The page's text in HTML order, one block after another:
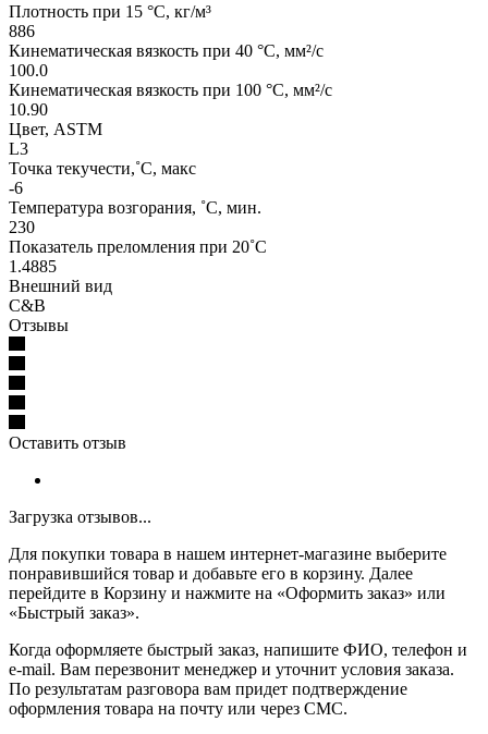
Плотность при 15 °C, кг/м³
886
Кинематическая вязкость при 40 °C, мм²/с
100.0
Кинематическая вязкость при 100 °C, мм²/с
10.90
Цвет, ASTM
L3
Точка текучести,˚C, макс
-6
Температура возгорания, ˚C, мин.
230
Показатель преломления при 20˚C
1.4885
Внешний вид
C&B
Отзывы
Оставить отзыв
Загрузка отзывов...
Для покупки товара в нашем интернет-магазине выберите
понравившийся товар и добавьте его в корзину. Далее
перейдите в Корзину и нажмите на «Оформить заказ» или
«Быстрый заказ».
Когда оформляете быстрый заказ, напишите ФИО, телефон и
e-mail. Вам перезвонит менеджер и уточнит условия заказа.
По результатам разговора вам придет подтверждение
оформления товара на почту или через СМС.